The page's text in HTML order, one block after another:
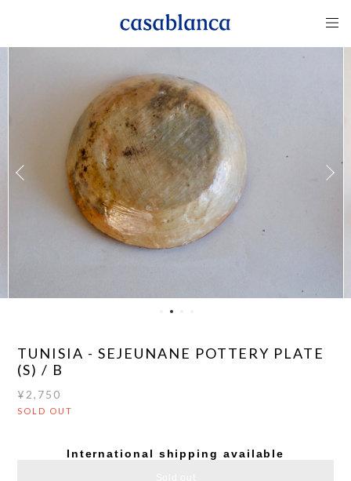
TUNISIA - SEJEUNANE POTTERY PLATE
(S) / B
¥2,750
SOLD OUT
International shipping available